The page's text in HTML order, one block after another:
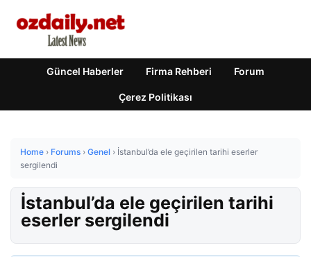
Güncel Haberler Firma Rehberi Forum
Çerez Politikası
Home › Forums › Genel › İstanbul’da ele geçirilen tarihi eserler
sergilendi
İstanbul’da ele geçirilen tarihi
eserler sergilendi